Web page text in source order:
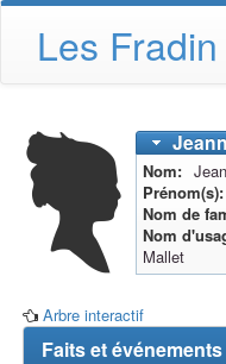
Les
Nom
Prénom(s)
Nom de
Nom
Mallet
Arbre interactif
Faits et événements